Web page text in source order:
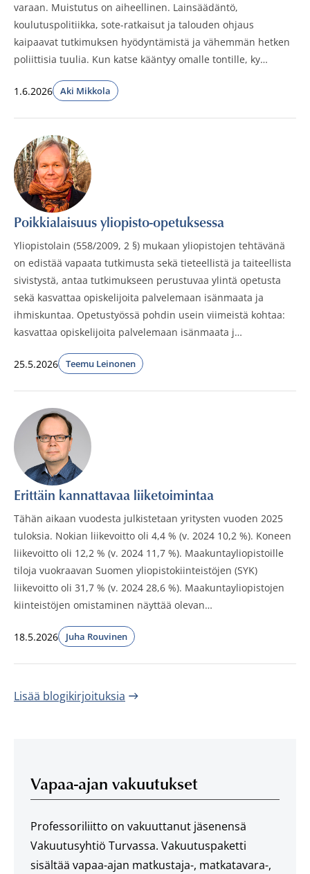
varaan. Muistutus on aiheellinen. Lainsäädäntö,
koulutuspolitiikka, sote-ratkaisut ja talouden ohjaus
kaipaavat tutkimuksen hyödyntämistä ja vähemmän hetken
poliittisia tuulia. Kun katse kääntyy omalle tontille, ky…
Julkaistut:
1.6.2026 Aki Mikkola
Poikkialaisuus yliopisto-opetuksessa
Yliopistolain (558/2009, 2 §) mukaan yliopistojen tehtävänä
on edistää vapaata tutkimusta sekä tieteellistä ja taiteellista
sivistystä, antaa tutkimukseen perustuvaa ylintä opetusta
sekä kasvattaa opiskelijoita palvelemaan isänmaata ja
ihmiskuntaa. Opetustyössä pohdin usein viimeistä kohtaa:
kasvattaa opiskelijoita palvelemaan isänmaata j…
Julkaistut:
25.5.2026 Teemu Leinonen
Erittäin kannattavaa liiketoimintaa
Tähän aikaan vuodesta julkistetaan yritysten vuoden 2025
tuloksia. Nokian liikevoitto oli 4,4 % (v. 2024 10,2 %). Koneen
liikevoitto oli 12,2 % (v. 2024 11,7 %). Maakuntayliopistoille
tiloja vuokraavan Suomen yliopistokiinteistöjen (SYK)
liikevoitto oli 31,7 % (v. 2024 28,6 %). Maakuntayliopistojen
kiinteistöjen omistaminen näyttää olevan…
Julkaistut:
18.5.2026 Juha Rouvinen
Lisää blogikirjoituksia
Vapaa-ajan vakuutukset
Professoriliitto on vakuuttanut jäsenensä
Vakuutusyhtiö Turvassa. Vakuutuspaketti
sisältää vapaa-ajan matkustaja-, matkatavara-,